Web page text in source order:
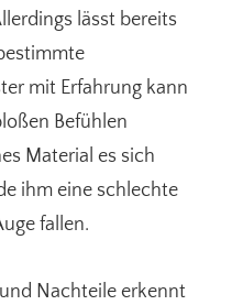
lässt bereits
mit Erfahrung kann
Befühlen
Material es sich
ihm eine schlechte
fallen.
Nachteile erkennt